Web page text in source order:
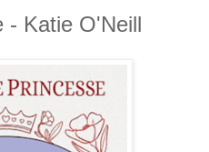
- Katie O'Neill